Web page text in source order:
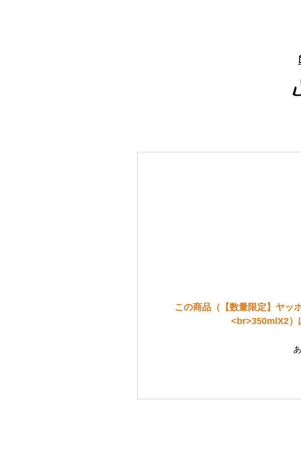
この商品（【数量限定】ヤッ
<br>350mlX2）